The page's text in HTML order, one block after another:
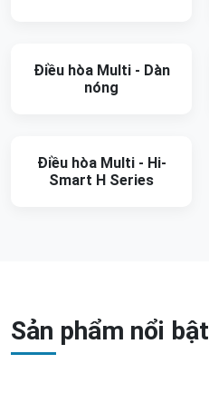
Điều hòa Multi - Dàn
nóng
Điều hòa Multi - Hi-
Smart H Series
Sản phẩm nổi bật